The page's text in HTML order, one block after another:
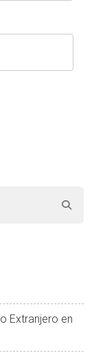
Extranjero en